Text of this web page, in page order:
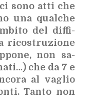
sono atti che
una qual­che
del dif­fi­
ri­co­stru­zio­ne
non sa­
che da 7 e
al va­glio
Tan­to non